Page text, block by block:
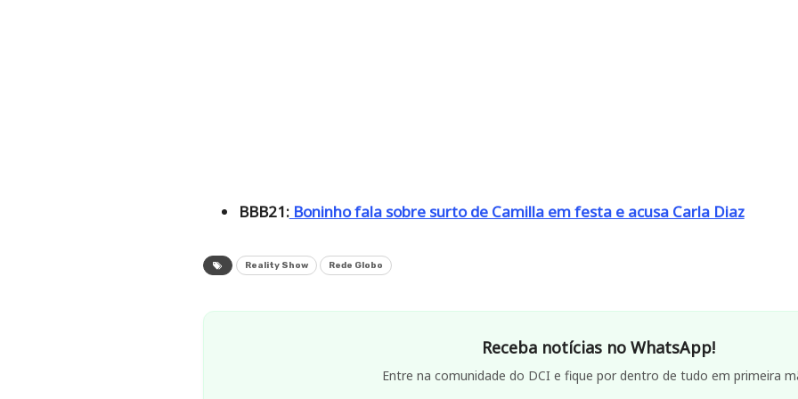
BBB21:Boninho fala sobre surto de Camilla em festa e acusa Carla Diaz
Reality Show Rede Globo
Receba notícias no WhatsApp!
Entre na comunidade do DCI e fique por dentro de tudo em primeira